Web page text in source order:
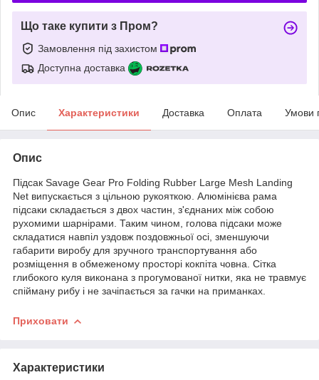
Що таке купити з Пром?
Замовлення під захистом
Доступна доставка
Опис Характеристики Доставка Оплата Умови
Опис
Підсак Savage Gear Pro Folding Rubber Large Mesh Landing
Net випускається з цільною рукояткою. Алюмінієва рама
підсаки складається з двох частин, з'єднаних між собою
рухомими шарнірами. Таким чином, голова підсаки може
складатися навпіл уздовж поздовжньої осі, зменшуючи
габарити виробу для зручного транспортування або
розміщення в обмеженому просторі кокпіта човна. Сітка
глибокого куля виконана з прогумованої нитки, яка не травмує
спійману рибу і не зачіпається за гачки на приманках.
Приховати
Характеристики